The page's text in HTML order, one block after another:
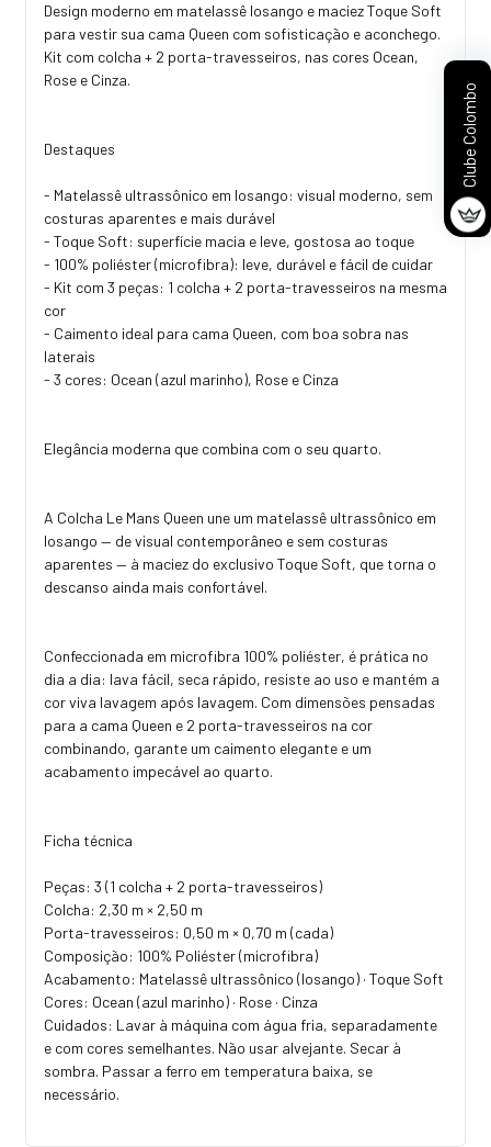
Design moderno em matelassê losango e maciez Toque Soft
para vestir sua cama Queen com sofisticação e aconchego.
Kit com colcha + 2 porta-travesseiros, nas cores Ocean,
Rose e Cinza.
Destaques
- Matelassê ultrassônico em losango: visual moderno, sem
costuras aparentes e mais durável
- Toque Soft: superfície macia e leve, gostosa ao toque
- 100% poliéster (microfibra): leve, durável e fácil de cuidar
- Kit com 3 peças: 1 colcha + 2 porta-travesseiros na mesma
cor
- Caimento ideal para cama Queen, com boa sobra nas
laterais
- 3 cores: Ocean (azul marinho), Rose e Cinza
Elegância moderna que combina com o seu quarto.
A Colcha Le Mans Queen une um matelassê ultrassônico em
losango — de visual contemporâneo e sem costuras
aparentes — à maciez do exclusivo Toque Soft, que torna o
descanso ainda mais confortável.
Confeccionada em microfibra 100% poliéster, é prática no
dia a dia: lava fácil, seca rápido, resiste ao uso e mantém a
cor viva lavagem após lavagem. Com dimensões pensadas
para a cama Queen e 2 porta-travesseiros na cor
combinando, garante um caimento elegante e um
acabamento impecável ao quarto.
Ficha técnica
Peças: 3 (1 colcha + 2 porta-travesseiros)
Colcha: 2,30 m × 2,50 m
Porta-travesseiros: 0,50 m × 0,70 m (cada)
Composição: 100% Poliéster (microfibra)
Acabamento: Matelassê ultrassônico (losango) · Toque Soft
Cores: Ocean (azul marinho) · Rose · Cinza
Cuidados: Lavar à máquina com água fria, separadamente
e com cores semelhantes. Não usar alvejante. Secar à
sombra. Passar a ferro em temperatura baixa, se
necessário.
Clube Colombo